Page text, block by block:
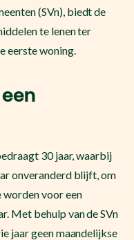
(SVn), biedt de
te lenen ter
eerste woning.
30 jaar, waarbij
onveranderd blijft, om
voor een
Met behulp van de SVn
jaar geen maandelijkse